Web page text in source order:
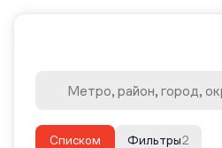
Списком 2
Фильтры